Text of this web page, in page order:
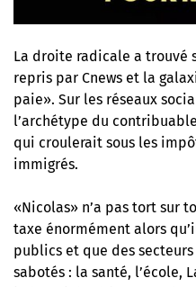
La droite radicale a trouvé
repris par Cnews et la
paie». Sur les réseaux
l’archétype du
qui croulerait sous les
immigrés.
«Nicolas» n’a pas tort sur
taxe énormément alors
publics et que des
sabotés : la santé, l’école,